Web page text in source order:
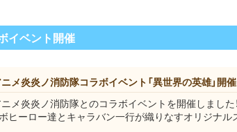
イベント開催
メ炎炎ノ消防隊コラボイベント「異世界の英雄」開催
メ炎炎ノ消防隊とのコラボイベントを開催しました
ヒーロー達とキャラバン一行が織りなすオリジナ